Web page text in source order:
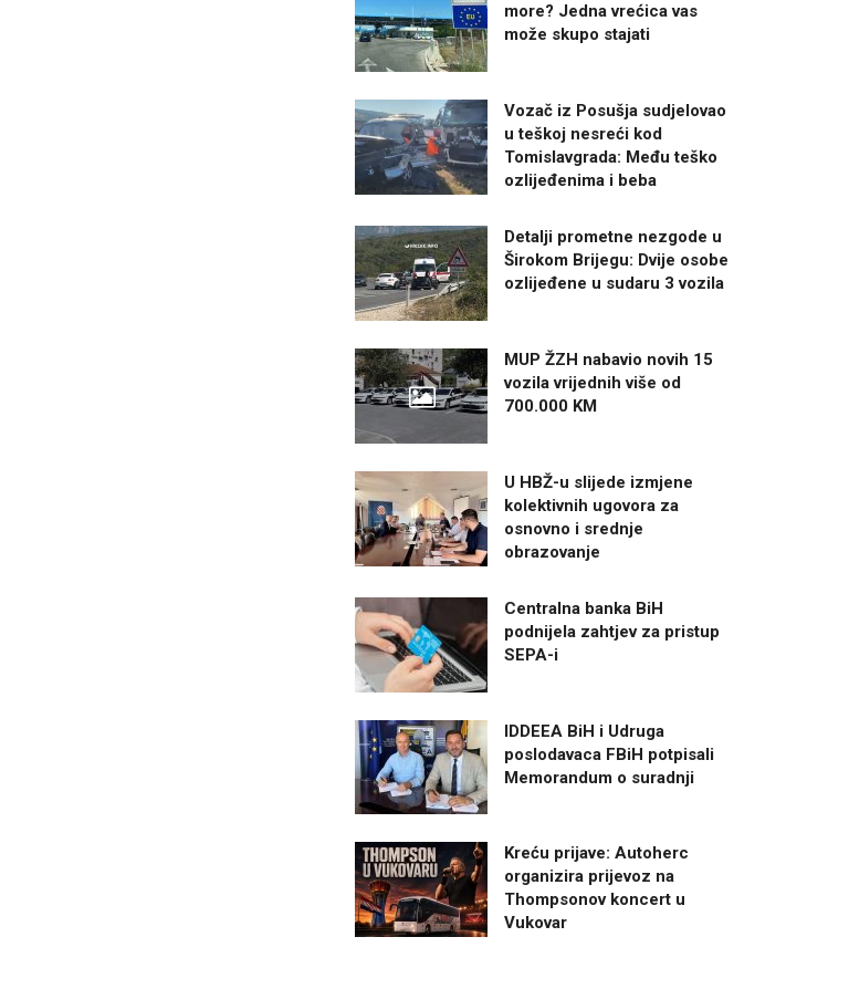
more? Jedna vrećica vas
može skupo stajati
Vozač iz Posušja sudjelovao
u teškoj nesreći kod
Tomislavgrada: Među teško
ozlijeđenima i beba
Detalji prometne nezgode u
Širokom Brijegu: Dvije osobe
ozlijeđene u sudaru 3 vozila
MUP ŽZH nabavio novih 15
vozila vrijednih više od
700.000 KM
U HBŽ-u slijede izmjene
kolektivnih ugovora za
osnovno i srednje
obrazovanje
Centralna banka BiH
podnijela zahtjev za pristup
SEPA-i
IDDEEA BiH i Udruga
poslodavaca FBiH potpisali
Memorandum o suradnji
Kreću prijave: Autoherc
organizira prijevoz na
Thompsonov koncert u
Vukovar